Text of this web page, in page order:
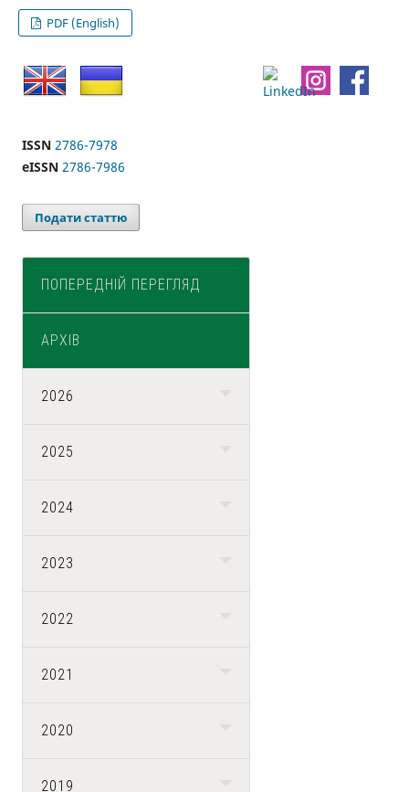
PDF (English)
ISSN 2786-7978
eISSN 2786-7986
Подати статтю
ПОПЕРЕДНІЙ ПЕРЕГЛЯД
АРХІВ
2026
2025
2024
2023
2022
2021
2020
2019